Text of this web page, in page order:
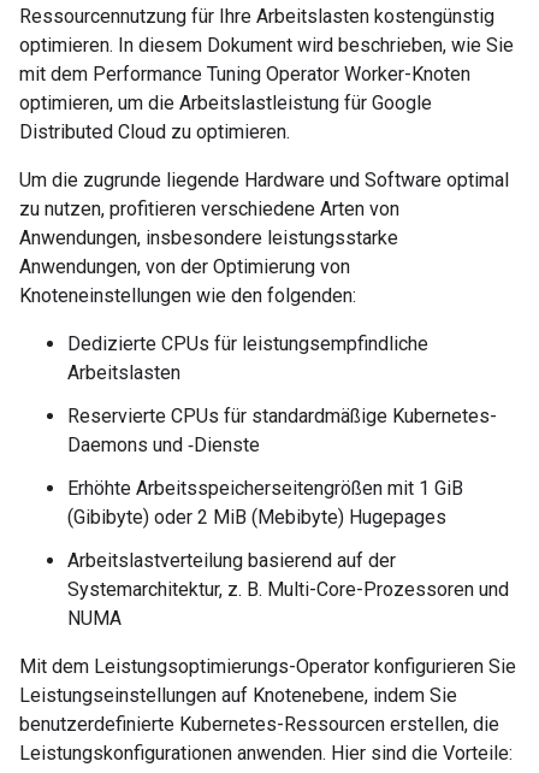
Ressourcennutzung für Ihre Arbeitslasten kostengünstig
optimieren. In diesem Dokument wird beschrieben, wie Sie
mit dem Performance Tuning Operator Worker-Knoten
optimieren, um die Arbeitslastleistung für Google
Distributed Cloud zu optimieren.
Um die zugrunde liegende Hardware und Software optimal
zu nutzen, profitieren verschiedene Arten von
Anwendungen, insbesondere leistungsstarke
Anwendungen, von der Optimierung von
Knoteneinstellungen wie den folgenden:
Dedizierte CPUs für leistungsempfindliche
Arbeitslasten
Reservierte CPUs für standardmäßige Kubernetes-
Daemons und ‑Dienste
Erhöhte Arbeitsspeicherseitengrößen mit 1 GiB
(Gibibyte) oder 2 MiB (Mebibyte) Hugepages
Arbeitslastverteilung basierend auf der
Systemarchitektur, z. B. Multi-Core-Prozessoren und
NUMA
Mit dem Leistungsoptimierungs-Operator konfigurieren Sie
Leistungseinstellungen auf Knotenebene, indem Sie
benutzerdefinierte Kubernetes-Ressourcen erstellen, die
Leistungskonfigurationen anwenden. Hier sind die Vorteile: